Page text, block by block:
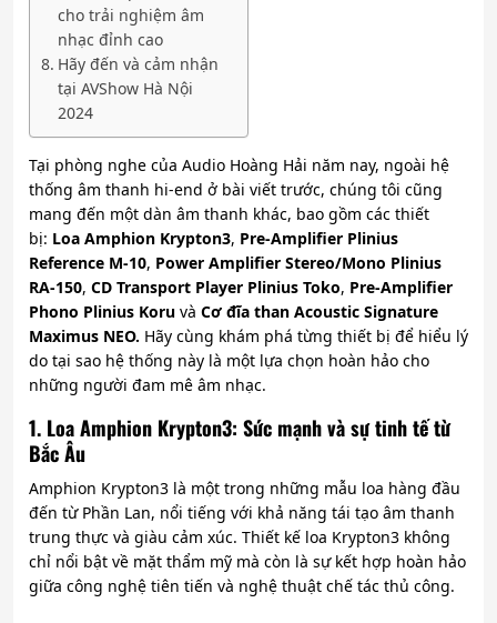
cho trải nghiệm âm
nhạc đỉnh cao
Hãy đến và cảm nhận
tại AVShow Hà Nội
2024
Tại phòng nghe của Audio Hoàng Hải năm nay, ngoài hệ
thống âm thanh hi-end ở bài viết trước, chúng tôi cũng
mang đến một dàn âm thanh khác, bao gồm các thiết
bị: Loa Amphion Krypton3, Pre-Amplifier Plinius
Reference M-10, Power Amplifier Stereo/Mono Plinius
RA-150, CD Transport Player Plinius Toko, Pre-Amplifier
Phono Plinius Koru và Cơ đĩa than Acoustic Signa­ture
Maximus NEO. Hãy cùng khám phá từng thiết bị để hiểu lý
do tại sao hệ thống này là một lựa chọn hoàn hảo cho
những người đam mê âm nhạc.
1. Loa Amphion Krypton3: Sức mạnh và sự tinh tế từ
Bắc Âu
Amphion Krypton3 là một trong những mẫu loa hàng đầu
đến từ Phần Lan, nổi tiếng với khả năng tái tạo âm thanh
trung thực và giàu cảm xúc. Thiết kế loa Krypton3 không
chỉ nổi bật về mặt thẩm mỹ mà còn là sự kết hợp hoàn hảo
giữa công nghệ tiên tiến và nghệ thuật chế tác thủ công.